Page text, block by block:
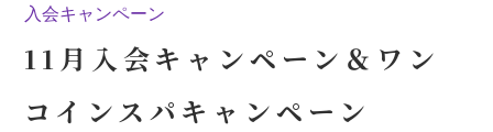
入会キャンペーン
11月入会キャンペーン＆ワン
コインスパキャンペーン